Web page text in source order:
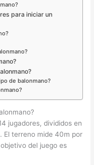
para iniciar un
de balonmano?
jugadores, divididos en
El terreno mide 40m por
del juego es